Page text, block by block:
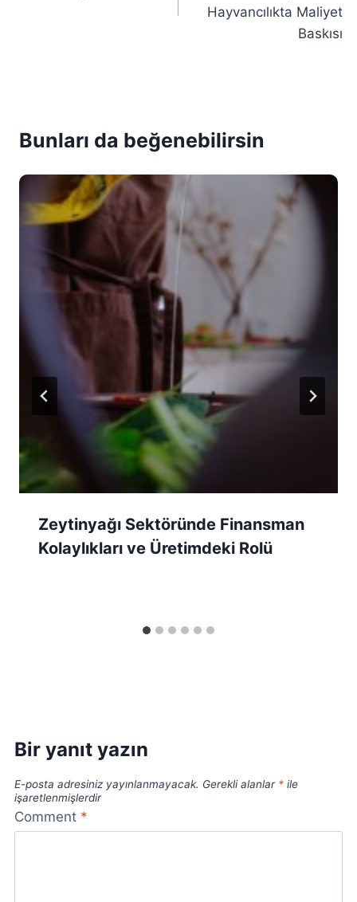
Hayvancılıkta Maliyet
Baskısı
Bunları da beğenebilirsin
Zeytinyağı Sektöründe Finansman
Kolaylıkları ve Üretimdeki Rolü
Bir yanıt yazın
E-posta adresiniz yayınlanmayacak. Gerekli alanlar * ile
işaretlenmişlerdir
Comment *